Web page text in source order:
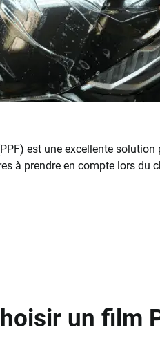
est une excellente
à prendre en compte lors du
un film